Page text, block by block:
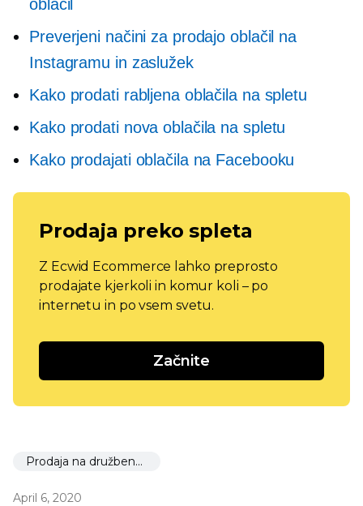
oblačil
Preverjeni načini za prodajo oblačil na
Instagramu in zaslužek
Kako prodati rabljena oblačila na spletu
Kako prodati nova oblačila na spletu
Kako prodajati oblačila na Facebooku
Prodaja preko spleta
Z Ecwid Ecommerce lahko preprosto
prodajate kjerkoli in komur koli – po
internetu in po vsem svetu.
Začnite
Prodaja na družbenem omrežju
April 6, 2020